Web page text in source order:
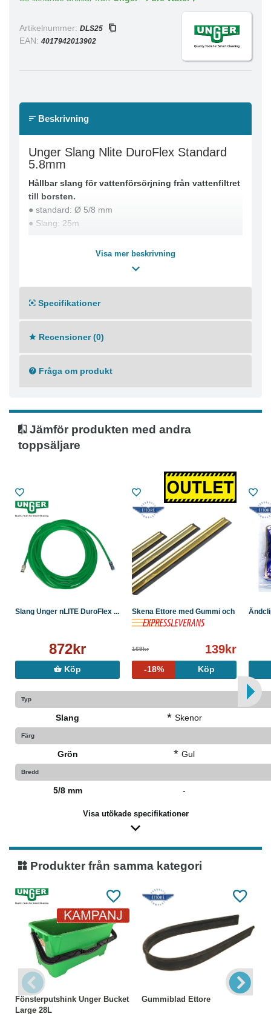
Artikelnummer: DLS25
EAN: 4017942013902
Beskrivning
Unger Slang Nlite DuroFlex Standard
5.8mm
Hållbar slang för vattenförsörjning från vattenfiltret
till borsten.
● standard: Ø 5/8 mm
● Slang: 25m
Visa mer beskrivning
Specifikationer
Recensioner (0)
Fråga om produkt
Jämför produkten med andra
toppsäljare
Slang Unger nLITE DuroFlex ...
872kr
Köp
Skena Ettore med Gummi och ...
169kr 139kr
-18% Köp
Typ
Slang * Skenor
Färg
Grön * Gul
Bredd
5/8 mm -
Visa utökade specifikationer
Produkter från samma kategori
Fönsterputshink Unger Bucket
Large 28L
Gummiblad Ettore